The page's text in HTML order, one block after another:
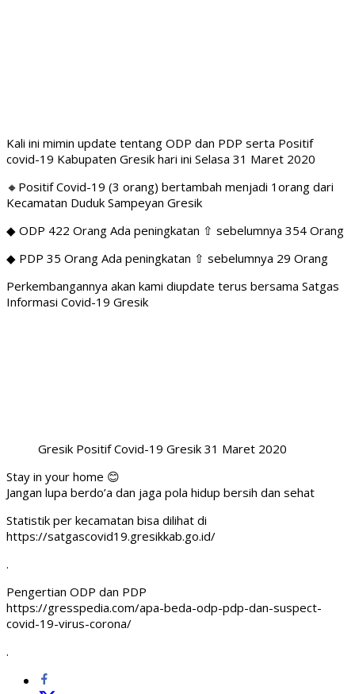
Kali ini mimin update tentang ODP dan PDP serta Positif
covid-19 Kabupaten Gresik hari ini Selasa 31 Maret 2020
🔸Positif Covid-19 (3 orang) bertambah menjadi 1orang dari
Kecamatan Duduk Sampeyan Gresik
◆ ODP 422 Orang Ada peningkatan ⇧ sebelumnya 354 Orang
◆ PDP 35 Orang Ada peningkatan ⇧ sebelumnya 29 Orang
Perkembangannya akan kami diupdate terus bersama Satgas
Informasi Covid-19 Gresik
Gresik Positif Covid-19 Gresik 31 Maret 2020
Stay in your home 😊
Jangan lupa berdo’a dan jaga pola hidup bersih dan sehat
Statistik per kecamatan bisa dilihat di
https://satgascovid19.gresikkab.go.id/
.
Pengertian ODP dan PDP
https://gresspedia.com/apa-beda-odp-pdp-dan-suspect-
covid-19-virus-corona/
.